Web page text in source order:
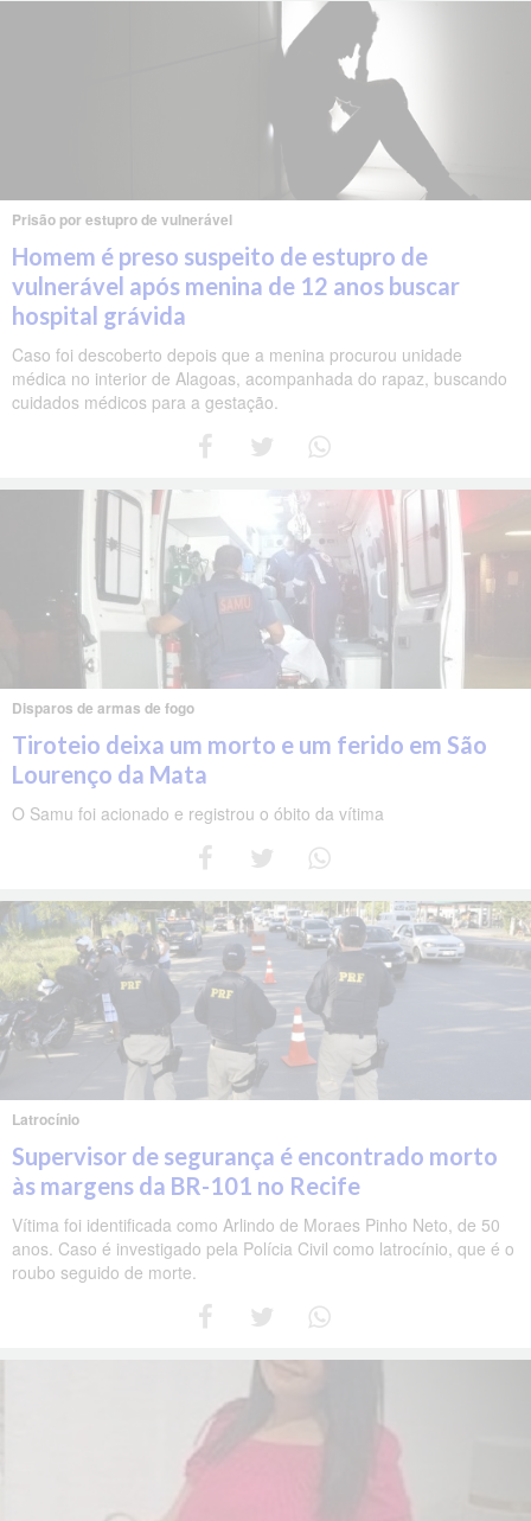
Prisão por estupro de vulnerável
Homem é preso suspeito de estupro de
vulnerável após menina de 12 anos buscar
hospital grávida
Caso foi descoberto depois que a menina procurou unidade
médica no interior de Alagoas, acompanhada do rapaz, buscando
cuidados médicos para a gestação.
Disparos de armas de fogo
Tiroteio deixa um morto e um ferido em São
Lourenço da Mata
O Samu foi acionado e registrou o óbito da vítima
Latrocínio
Supervisor de segurança é encontrado morto
às margens da BR-101 no Recife
Vítima foi identificada como Arlindo de Moraes Pinho Neto, de 50
anos. Caso é investigado pela Polícia Civil como latrocínio, que é o
roubo seguido de morte.